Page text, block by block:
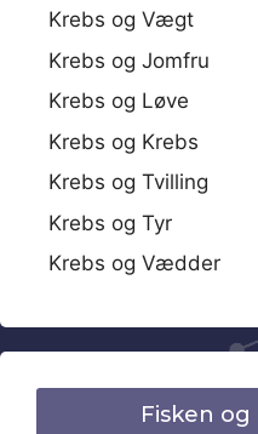
Krebs og Vægt
Krebs og Jomfru
Krebs og Løve
Krebs og Krebs
Krebs og Tvilling
Krebs og Tyr
Krebs og Vædder
Fisken